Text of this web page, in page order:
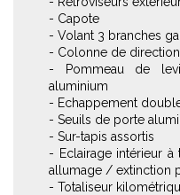
- Capote
- Volant 3 branches
- Colonne de
- Pommeau de
aluminium
- Echappement
- Seuils de porte
- Sur-tapis assortis
- Eclairage intérieur à
allumage / extinction
- Totaliseur